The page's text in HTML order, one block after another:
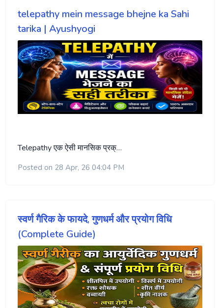
telepathy mein message bhejne ka Sahi
tarika | Ayushyogi
Telepathy एक ऐसी मानसिक प्रक्…
Posted on 28 Apr, 26 04:04 PM
स्वर्ण गैरिक के फायदे, गुणधर्म और प्रयोग विधि
(Complete Guide)